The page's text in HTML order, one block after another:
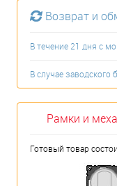
Возврат и
В течение 21 дня с
В случае заводского
Рамки и
Готовый товар